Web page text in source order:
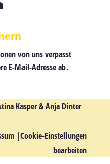
von uns verpasst
E-Mail-Adresse ab.
Kasper & Anja Dinter
|Cookie-Einstellungen
bearbeiten